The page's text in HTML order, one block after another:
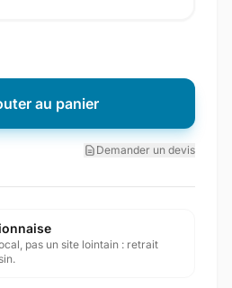
au panier
Demander un devis
pas un site lointain : retrait